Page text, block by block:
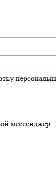
мессенджер